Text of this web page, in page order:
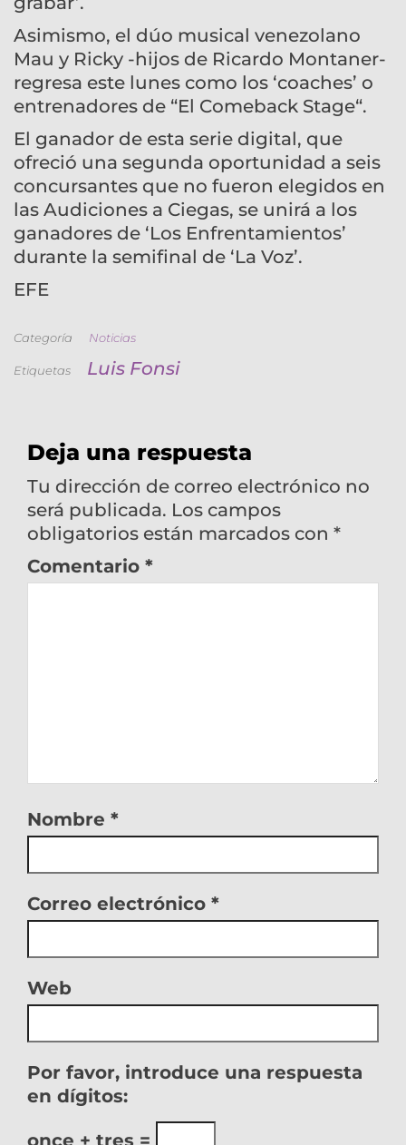
Asimismo, el dúo musical venezolano
Mau y Ricky -hijos de Ricardo Montaner-
regresa este lunes como los ‘coaches’ o
entrenadores de “El Comeback Stage“.
El ganador de esta serie digital, que
ofreció una segunda oportunidad a seis
concursantes que no fueron elegidos en
las Audiciones a Ciegas, se unirá a los
ganadores de ‘Los Enfrentamientos’
durante la semifinal de ‘La Voz’.
EFE
Categoría Noticias
Etiquetas Luis Fonsi
Deja una respuesta
Tu dirección de correo electrónico no
será publicada. Los campos
obligatorios están marcados con *
Comentario *
Nombre *
Correo electrónico *
Web
Por favor, introduce una respuesta
en dígitos:
once + tres =